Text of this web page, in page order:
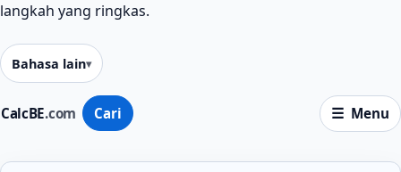
CalcBE.com Cari Menu
langkah yang ringkas.
Bahasa lain